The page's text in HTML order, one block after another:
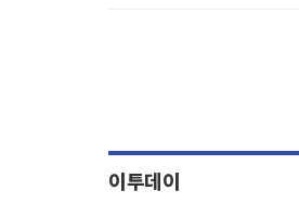
이투데이